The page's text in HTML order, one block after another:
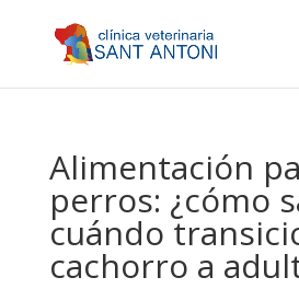
Alimentación
perros: ¿cómo
cuándo
cachorro a